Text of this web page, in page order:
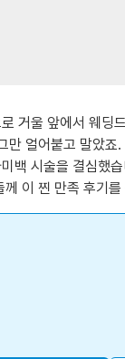
거울 앞에서 웨
얼어붙고 말았
시술을 결심
이 찐 만족 후기